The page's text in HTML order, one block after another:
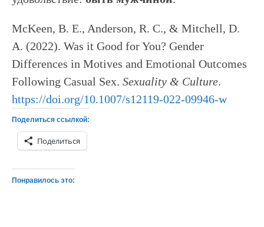
McKeen, B. E., Anderson, R. C., & Mitchell, D.
A. (2022). Was it Good for You? Gender
Differences in Motives and Emotional Outcomes
Following Casual Sex. Sexuality & Culture.
https://doi.org/10.1007/s12119-022-09946-w
Поделиться ссылкой:
Поделиться
Понравилось это: